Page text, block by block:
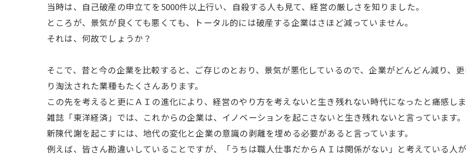
当時は、自己破産の申立てを5000件以上行い、自殺する人も見て、経営の厳しさを知りました。
ところが、景気が良くても悪くても、トータル的には破産する企業はさほど減っていません。
それは、何故でしょうか？
そこで、昔と今の企業を比較すると、ご存じのとおり、景気が悪化しているので、企業がどんどん減り、
り淘汰された業種もたくさんあります。
この先を考えると更にＡＩの進化により、経営のやり方を考えないと生き残れない時代になったと痛感しま
雑誌「東洋経済」では、これからの企業は、イノベーションを起こさないと生き残れないと言っています。
新陳代謝を起こすには、地代の変化と企業の意識の剥離を埋める必要があると言っています。
例えば、皆さん勘違いしていることですが、「うちは職人仕事だからＡＩは関係がない」と考えている人が